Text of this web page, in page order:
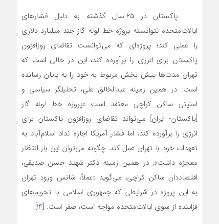
پاکستان در ۲۵ سال گذشته به دلیل فشارهای
ایالات‌متحده نتوانسته پروژه خط لوله گاز چند میلیارد دلاری
را عملی کند؛ پروژه‌ای که می‌توانست تقاضای روزافزون
پاکستان برای انرژی را برآورده کند، این در حالی است که
تهران مدت‌ها پیش بخش مربوط به خود را به پایان رسانده
است. در همین زمینه عبدالخالق علی، تحلیلگر سیاسی و
امنیتی ساکن کراچی معتقد است «پروژه خط لوله گاز
[پاکستان- ایران] می‌تواند تقاضای روزافزون پاکستان برای
انرژی را برآورده کند، اما فشار آمریکا اجازه نداد اسلام‌آباد به
تعهدات خود با تهران عمل کند. چگونه می‌توان این بار انتظار
معجزه داشت». در همین زمینه دکتر شهید حسن صدیقی،
اقتصاددان ساکن کراچی، می‌گوید «عملاً، شانس ورود تهران
به این پروژه در شرایطی که جمهوری اسلامی با تحریم‌های
فزاینده‌ از سوی ایالات‌متحده مواجه است، صفر است. [14]